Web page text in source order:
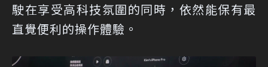
駛在享受高科技氛圍的同時，依然能保有最
直覺便利的操作體驗。